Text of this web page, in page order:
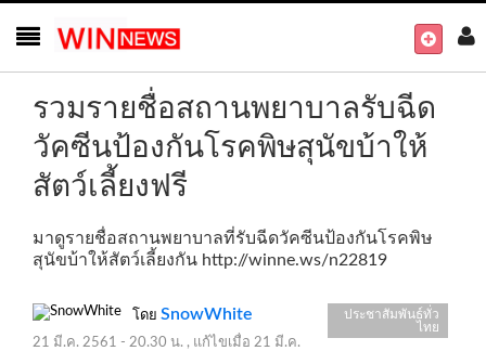
รวมรายชื่อสถานพยาบาลรับฉีด
วัคซีนป้องกันโรคพิษสุนัขบ้าให้
สัตว์เลี้ยงฟรี
มาดูรายชื่อสถานพยาบาลที่รับฉีดวัคซีนป้องกันโรคพิษ
สุนัขบ้าให้สัตว์เลี้ยงกัน http://winne.ws/n22819
โดย SnowWhite
21 มี.ค. 2561 - 20.30 น. , แก้ไขเมื่อ 21 มี.ค.
ประชาสัมพันธ์ทั่ว
ไทย